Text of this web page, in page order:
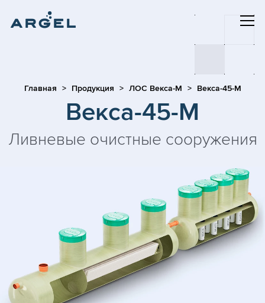
Главная Продукция ЛОС Векса-М Векса-45-М
Векса-45-М
Ливневые очистные сооружения